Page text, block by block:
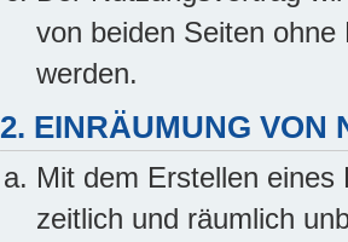
von beiden Seiten
werden.
2. EINRÄUMUNG VON
Mit dem Erstellen
zeitlich und räumlich